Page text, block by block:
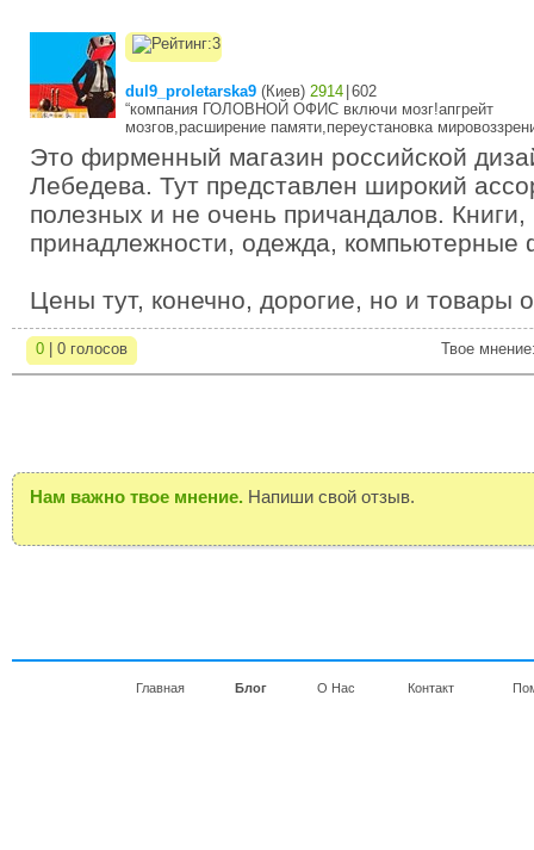
dul9_proletarska9 (Киев) 2914 602
“компания ГОЛОВНОЙ ОФИС включи мозг!апгрейт
мозгов,расширение памяти,переустановка
Это фирменный магазин российской
Лебедева. Тут представлен широкий
полезных и не очень причандалов. Книги,
принадлежности, одежда, компьютерные
Цены тут, конечно, дорогие, но и товары
0 | 0 голосов Твое
Нам важно твое мнение. Напиши свой отзыв.
Главная Блог О Нас Контакт